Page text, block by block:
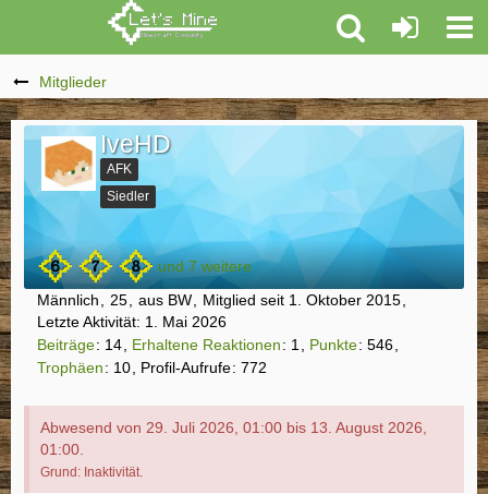
Mitglieder
IveHD
AFK
Siedler
und 7 weitere
Männlich
25 aus BW
Mitglied seit 1. Oktober 2015
Letzte Aktivität: 1. Mai 2026
Beiträge
14 Erhaltene Reaktionen 1 Punkte 546
Trophäen
10 Profil-Aufrufe 772
Abwesend von 29. Juli 2026, 01:00 bis 13. August 2026,
01:00.
Grund: Inaktivität.